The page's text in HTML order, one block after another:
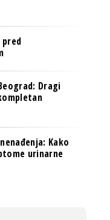
pred
Dragi
Kako
urinarne